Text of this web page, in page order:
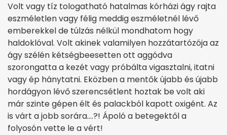
Volt vagy tíz tologatható hatalmas kórházi ágy rajta
eszméletlen vagy félig meddig eszméletnél lévő
emberekkel de túlzás nélkül mondhatom hogy
haldoklóval. Volt akinek valamilyen hozzátartózója az
ágy szélén kétségbeesetten ott aggódva
szorongatta a kezét vagy próbálta vigasztalni, itatni
vagy ép hánytatni. Eközben a mentők újabb és újabb
hordágyon lévő szerencsétlent hoztak be volt aki
már szinte gépen élt és palackból kapott oxigént. Az
is várt a jobb sorára….?! Ápoló a betegektől a
folyosón vette le a vért!